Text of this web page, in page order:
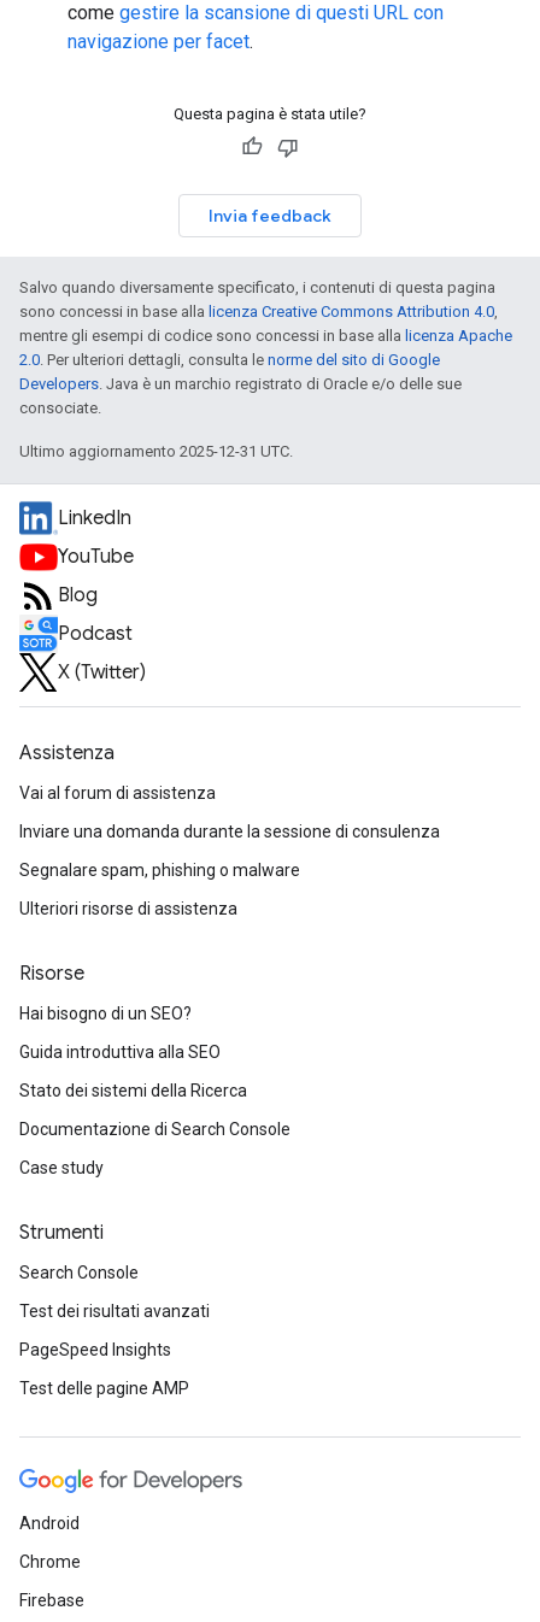
come gestire la scansione di questi URL con
navigazione per facet.
Questa pagina è stata utile?
Invia feedback
Salvo quando diversamente specificato, i contenuti di questa pagina
sono concessi in base alla licenza Creative Commons Attribution 4.0,
mentre gli esempi di codice sono concessi in base alla licenza Apache
2.0. Per ulteriori dettagli, consulta le norme del sito di Google
Developers. Java è un marchio registrato di Oracle e/o delle sue
consociate.
Ultimo aggiornamento 2025-12-31 UTC.
LinkedIn
YouTube
Blog
Podcast
X (Twitter)
Assistenza
Vai al forum di assistenza
Inviare una domanda durante la sessione di consulenza
Segnalare spam, phishing o malware
Ulteriori risorse di assistenza
Risorse
Hai bisogno di un SEO?
Guida introduttiva alla SEO
Stato dei sistemi della Ricerca
Documentazione di Search Console
Case study
Strumenti
Search Console
Test dei risultati avanzati
PageSpeed Insights
Test delle pagine AMP
Android
Chrome
Firebase